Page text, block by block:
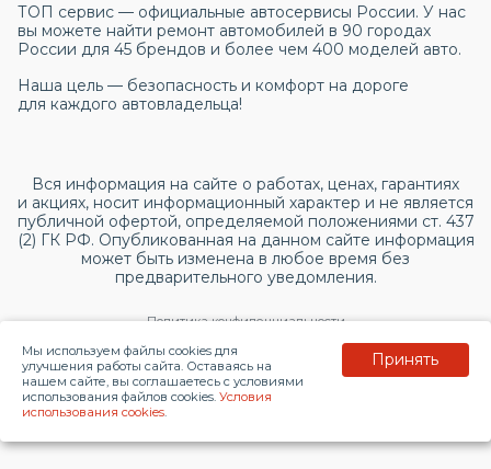
ТОП сервис — официальные автосервисы России. У нас
вы можете найти ремонт автомобилей в 90 городах
России для 45 брендов и более чем 400 моделей авто.
Наша цель — безопасность и комфорт на дороге
для каждого автовладельца!
Вся информация на сайте о работах, ценах, гарантиях
и акциях, носит информационный характер и не является
публичной офертой, определяемой положениями ст. 437
(2) ГК РФ. Опубликованная на данном сайте информация
может быть изменена в любое время без
предварительного уведомления.
Политика конфиденциальности
Согласие на обработку персональных данных
© 2026 topservice.su
Мы используем файлы cookies для
улучшения работы сайта. Оставаясь на
нашем сайте, вы соглашаетесь с условиями
использования файлов cookies. Условия
использования cookies.
Принять